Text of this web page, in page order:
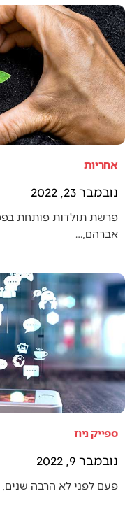
אחריות
נובמבר 23, 2022
פרשת תולדות פותחת
אברהם,…
ספייק ניוז
נובמבר 9, 2022
פעם לפני לא הרבה